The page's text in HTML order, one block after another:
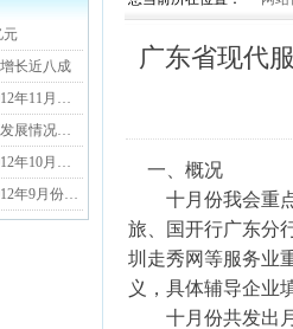
广东省现代
一、概况
十月份我会重点
旅、国开行广东分
圳走秀网等服务业
义，具体辅导企业
十月份共发出月
元
长近八成
广东省现代服务业重点联系企业2012年11月份跟踪监测分析情况报告
2012年广东省现代服务业前三季度发展情况调查研究
广东省现代服务业重点联系企业2012年10月份跟踪监测分析情况报告
广东省现代服务业重点联系企业2012年9月份跟踪监测分析情况报告